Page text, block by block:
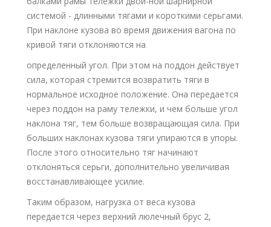
системой - длинными тягами и короткими серьгами.
При наклоне кузова во время движения вагона по
кривой тяги отклоняются на
определенный угол. При этом на поддон действует
сила, которая стремится возвратить тяги в
нормальное исходное положение. Она передается
через поддон на раму тележки, и чем больше угол
наклона тяг, тем больше возвращающая сила. При
больших наклонах кузова тяги упираются в упоры.
После этого относительно тяг начинают
отклоняться серьги, дополнительно увеличивая
восстанавливающее усилие.
Таким образом, нагрузка от веса кузова
передается через верхний люлечный брус 2,